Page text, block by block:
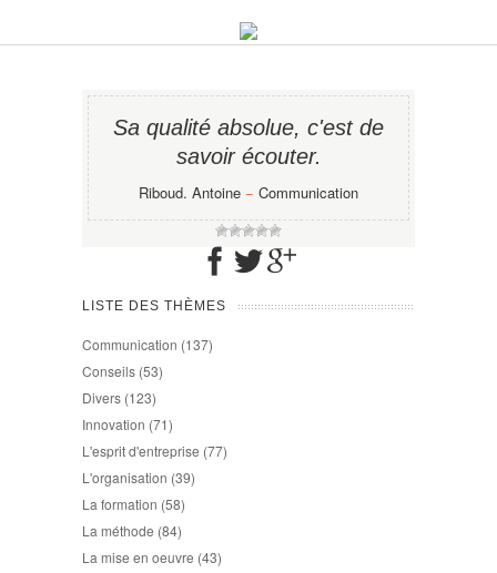
Sa qualité absolue, c'est de
savoir écouter.
Riboud. Antoine − Communication
LISTE DES THÈMES
Communication (137)
Conseils (53)
Divers (123)
Innovation (71)
L'esprit d'entreprise (77)
L'organisation (39)
La formation (58)
La méthode (84)
La mise en oeuvre (43)